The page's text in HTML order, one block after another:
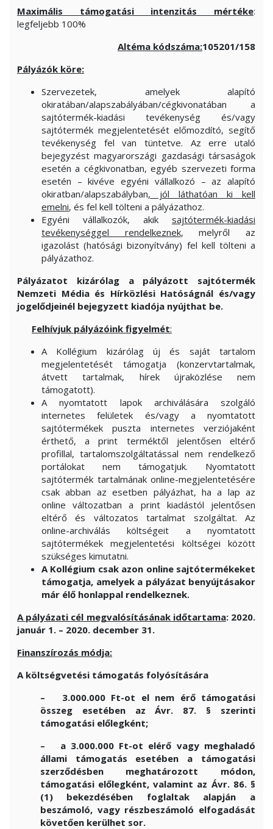
Maximális támogatási intenzitás mértéke:
legfeljebb 100%
Altéma kódszáma:105201/158
Pályázók köre:
Szervezetek, amelyek alapító
okiratában/alapszabályában/cégkivonatában a
sajtótermék-kiadási tevékenység és/vagy
sajtótermék megjelentetését előmozdító, segítő
tevékenység fel van tüntetve. Az erre utaló
bejegyzést magyarországi gazdasági társaságok
esetén a cégkivonatban, egyéb szervezeti forma
esetén – kivéve egyéni vállalkozó – az alapító
okiratban/alapszabályban, jól láthatóan ki kell
emelni, és fel kell tölteni a pályázathoz.
Egyéni vállalkozók, akik sajtótermék-kiadási
tevékenységgel rendelkeznek, melyről az
igazolást (hatósági bizonyítvány) fel kell tölteni a
pályázathoz.
Pályázatot kizárólag a pályázott sajtótermék
Nemzeti Média és Hírközlési Hatóságnál és/vagy
jogelődjeinél bejegyzett kiadója nyújthat be.
Felhívjuk pályázóink figyelmét:
A Kollégium kizárólag új és saját tartalom
megjelentetését támogatja (konzervtartalmak,
átvett tartalmak, hírek újraközlése nem
támogatott).
A nyomtatott lapok archiválására szolgáló
internetes felületek és/vagy a nyomtatott
sajtótermékek puszta internetes verziójaként
érthető, a print terméktől jelentősen eltérő
profillal, tartalomszolgáltatással nem rendelkező
portálokat nem támogatjuk. Nyomtatott
sajtótermék tartalmának online-megjelentetésére
csak abban az esetben pályázhat, ha a lap az
online változatban a print kiadástól jelentősen
eltérő és változatos tartalmat szolgáltat. Az
online-archiválás költségeit a nyomtatott
sajtótermékek megjelentetési költségei között
szükséges kimutatni.
A Kollégium csak azon online sajtótermékeket
támogatja, amelyek a pályázat benyújtásakor
már élő honlappal rendelkeznek.
A pályázati cél megvalósításának időtartama: 2020.
január 1. – 2020. december 31.
Finanszírozás módja:
A költségvetési támogatás folyósítására
– 3.000.000 Ft-ot el nem érő támogatási
összeg esetében az Ávr. 87. § szerinti
támogatási előlegként;
– a 3.000.000 Ft-ot elérő vagy meghaladó
állami támogatás esetében a támogatási
szerződésben meghatározott módon,
támogatási előlegként, valamint az Ávr. 86. §
(1) bekezdésében foglaltak alapján a
beszámoló, vagy részbeszámoló elfogadását
követően kerülhet sor.